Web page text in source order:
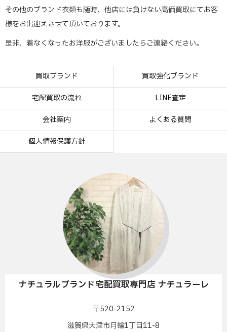
その他のブランド衣類も随時、他店には負けない高価買取にてお客
様をお出迎えさせて頂いております。
是非、着なくなったお洋服がございましたらご連絡ください。
買取ブランド 買取強化ブランド
宅配買取の流れ LINE査定
会社案内 よくある質問
個人情報保護方針
ナチュラルブランド宅配買取専門店 ナチュラーレ
〒520-2152
滋賀県大津市月輪1丁目11-8